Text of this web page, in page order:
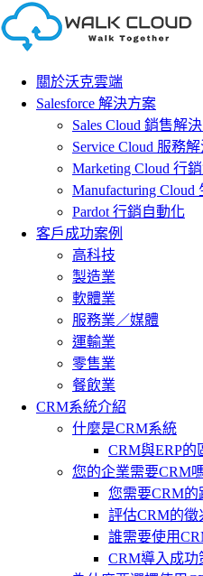
Skip
to
content
關於沃克雲端
Salesforce 解決方案
Sales Cloud 銷售解
Service Cloud 服務
Marketing Cloud 行
Manufacturing
Pardot 行銷自動化
客戶成功案例
高科技
製造業
軟體業
服務業／媒體
運輸業
零售業
餐飲業
CRM系統介紹
什麼是CRM系統
CRM與ERP的
您的企業需要CRM
您需要CRM的
評估CRM的徵
誰需要使用
CRM導入成功